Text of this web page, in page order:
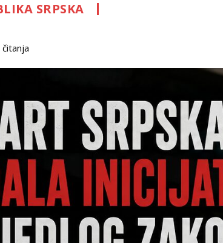
SRPSKA
čitanja